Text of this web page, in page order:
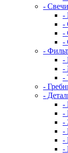
- Свечи
-
-
-
-
-
-
-
-
-
-
-
-
-
-
-
-